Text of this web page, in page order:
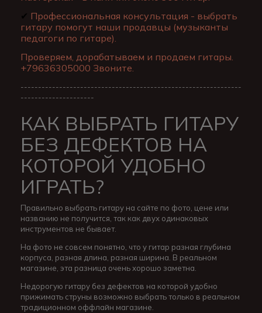
✔ Профессиональная консультация - выбрать
гитару помогут наши продавцы (музыканты
педагоги по гитаре).
Проверяем, дорабатываем и продаем гитары.
+79636305000 Звоните.
---------------------------------------------------------------
---------------------
КАК ВЫБРАТЬ ГИТАРУ
БЕЗ ДЕФЕКТОВ НА
КОТОРОЙ УДОБНО
ИГРАТЬ?
Правильно выбрать гитару на сайте по фото, цене или
названию не получится, так как двух одинаковых
инструментов не бывает.
На фото не совсем понятно, что у гитар разная глубина
корпуса, разная длина, разная ширина. В реальном
магазине, эта разница очень хорошо заметна.
Недорогую гитару без дефектов на которой удобно
прижимать струны возможно выбрать только в реальном
традиционном оффлайн магазине.